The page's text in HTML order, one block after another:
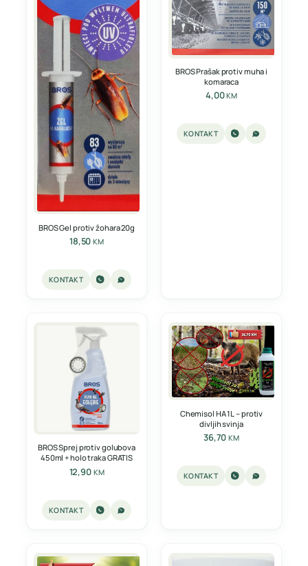
BROS Gel protiv žohara 20g
18,50KM
KONTAKT
BROS Prašak protiv muha i
komaraca
4,00KM
KONTAKT
BROS Sprej protiv golubova
450ml + holo traka GRATIS
12,90 KM
KONTAKT
Chemisol HA 1L – protiv
divljih svinja
36,70KM
KONTAKT